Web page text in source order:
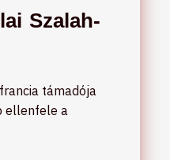
Szalah-
támadója
ellenfele a